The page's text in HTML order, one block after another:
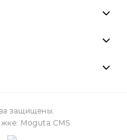
защищены.
Moguta.CMS